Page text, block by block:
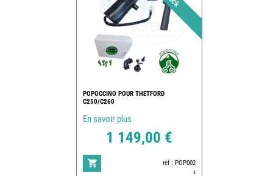
POPOCCINO POUR THETFORD
C250/C260
En savoir plus
1 149,00 €
ref : POP002
3